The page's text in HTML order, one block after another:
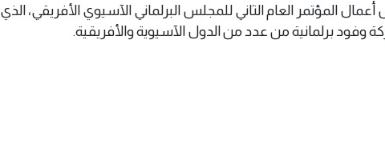
المؤتمر العام الثاني للمجلس البرلماني الآسيوي الأفريقي، الذي
وفود برلمانية من عدد من الدول الآسيوية والأفريقية.